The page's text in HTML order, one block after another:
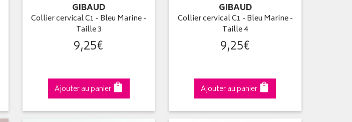
GIBAUD
Collier cervical C1 - Bleu Marine -
Taille 3
9,25€
Ajouter au panier
GIBAUD
Collier cervical C1 - Bleu Marine -
Taille 4
9,25€
Ajouter au panier